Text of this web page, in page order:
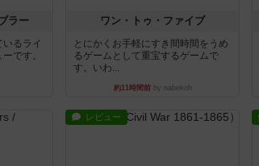
ラー
るライ
です。
ワン・トゥ・ファイブ
とにかくお手軽にすき間時間をうめ
るゲームとして重宝するゲームで
す。いわ...
約11時間前by nabekoh
レビュー